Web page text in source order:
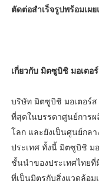
ตัดต่อสำเร็จรูปพร้อมเผ
#
เกี่ยวกับ มิตซูบิชิ มอเตอ
บริษัท มิตซูบิชิ มอเตอร์
ที่สุดในบรรดาศูนย์การ
โลก และยังเป็นศูนย์กล
ประเทศ ทั้งนี้ มิตซูบิชิ ม
ชั้นนำของประเทศไทย
ที่เป็นมิตรกับสิ่งแวดล้อ